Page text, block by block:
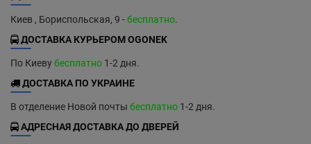
Киев , Бориспольская, 9 -бесплатно.
ДОСТАВКА КУРЬЕРОМ OGONEK
По Киевубесплатно 1-2 дня.
ДОСТАВКА ПО УКРАИНЕ
В отделение Новой почты бесплатно 1-2 дня.
АДРЕСНАЯ ДОСТАВКА ДО ДВЕРЕЙ